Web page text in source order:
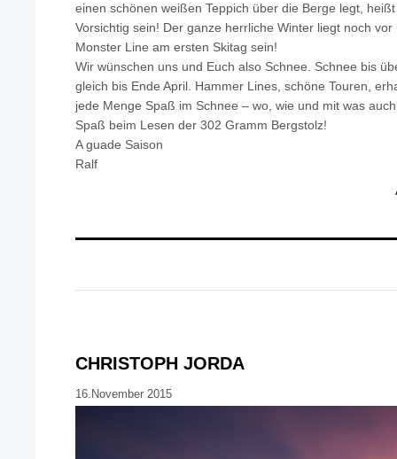
einen schönen weißen Teppich über die Berge legt,
Vorsichtig sein! Der ganze herrliche Winter liegt noch
Monster Line am ersten Skitag sein!
Wir wünschen uns und Euch also Schnee. Schnee bis
gleich bis Ende April. Hammer Lines, schöne Touren,
jede Menge Spaß im Schnee – wo, wie und mit was
Spaß beim Lesen der 302 Gramm Bergstolz!
A guade Saison
Ralf
CHRISTOPH JORDA
16.November 2015